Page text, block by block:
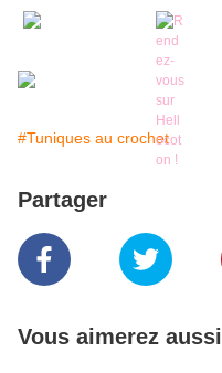
#Tuniques au crochet
Partager
Vous aimerez aussi